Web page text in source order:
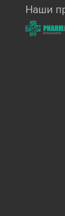
Наши